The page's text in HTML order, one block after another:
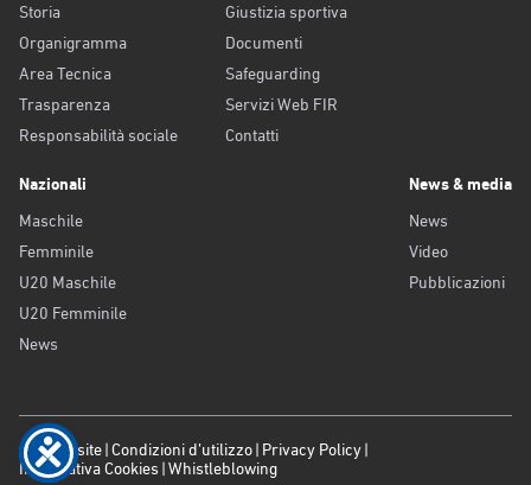
Storia
Organigramma
Area Tecnica
Trasparenza
Responsabilità sociale
Giustizia sportiva
Documenti
Safeguarding
Servizi Web FIR
Contatti
Nazionali
Maschile
Femminile
U20 Maschile
U20 Femminile
News
News & media
News
Video
Pubblicazioni
Old website Condizioni d’utilizzo Privacy Policy
Informativa Cookies Whistleblowing